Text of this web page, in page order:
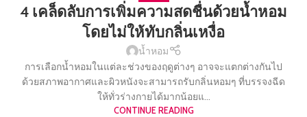
4 เคล็ดลับการเพิ่มความสดชื่นด้วยน้ำหอม
โดยไม่ให้ทับกลิ่นเหงื่อ
น้ำหอม
การเลือกน้ำหอมในแต่ละช่วงของฤดูต่างๆ อาจจะแตกต่างกันไป
ด้วยสภาพอากาศและผิวหนังจะสามารถรับกลิ่นหอมๆ ที่บรรจงฉีด
ให้ทั่วร่างกายได้มากน้อยแ...
CONTINUE READING